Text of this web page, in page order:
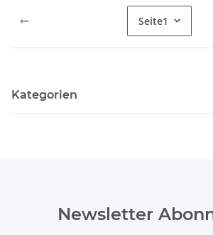
Seite1
Kategorien
Newsletter